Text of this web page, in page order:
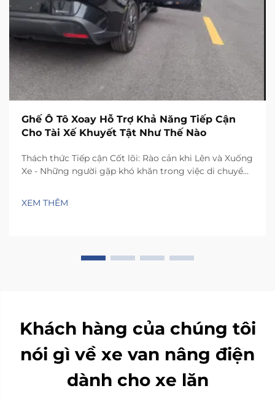
Ghế Ô Tô Xoay Hỗ Trợ Khả Năng Tiếp Cận
Cho Tài Xế Khuyết Tật Như Thế Nào
Thách thức Tiếp cận Cốt lõi: Rào cản khi Lên và Xuống
Xe - Những người gặp khó khăn trong việc di chuyển
khi lên xuống ghế xe hơi thông thường. Không gian
bên trong hầu hết các phương tiện quá chật hẹp,
XEM THÊM
Khách hàng của chúng tôi
nói gì về xe van nâng điện
dành cho xe lăn